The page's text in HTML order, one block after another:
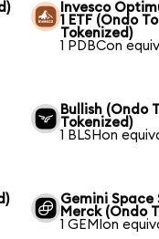
Invesco
1 ETF (Ondo
Tokenized)
1 PDBCon
Bullish (Ondo
Tokenized)
1 BLSHon
Gemini
Merck (Ondo
1 GEMIon